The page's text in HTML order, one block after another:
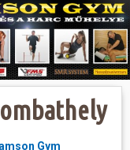
Gym